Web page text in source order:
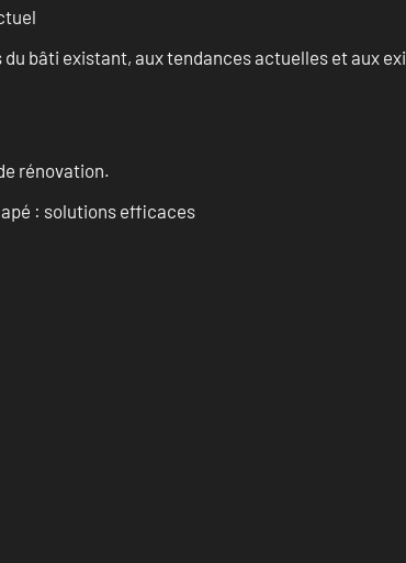
bâti existant, aux tendances actuelles et aux
rénovation.
: solutions efficaces